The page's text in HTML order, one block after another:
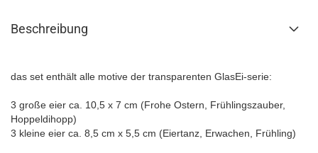
Beschreibung
das set enthält alle motive der transparenten GlasEi-serie:
3 große eier ca. 10,5 x 7 cm (Frohe Ostern, Frühlingszauber,
Hoppeldihopp)
3 kleine eier ca. 8,5 cm x 5,5 cm (Eiertanz, Erwachen, Frühling)